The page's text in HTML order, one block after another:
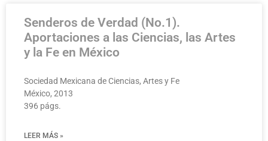
Senderos de Verdad (No.1).
Aportaciones a las Ciencias, las Artes
y la Fe en México
Sociedad Mexicana de Ciencias, Artes y Fe
México, 2013
396 págs.
LEER MÁS »